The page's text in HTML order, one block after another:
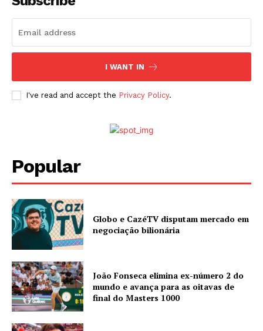
I WANT IN
I've read and accept the Privacy Policy.
Popular
Globo e CazéTV disputam mercado em
negociação bilionária
João Fonseca elimina ex-número 2 do
mundo e avança para as oitavas de
final do Masters 1000